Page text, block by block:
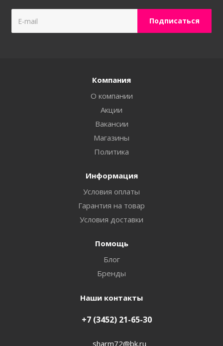
Компания
О компании
Акции
Вакансии
Магазины
Политика
Информация
Условия оплаты
Гарантия на товар
Условия доставки
Помощь
Блог
Бренды
Наши контакты
+7 (3452) 21-65-30
sharm72@bk.ru